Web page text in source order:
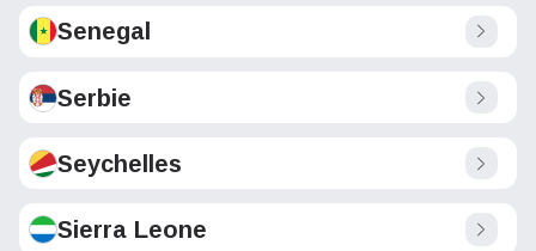
Senegal
Serbie
Seychelles
Sierra Leone